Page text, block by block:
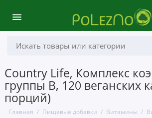
Country Life, Комплекс
группы B, 120 веганских
порций)
Главная Пищевые добавки Витамины